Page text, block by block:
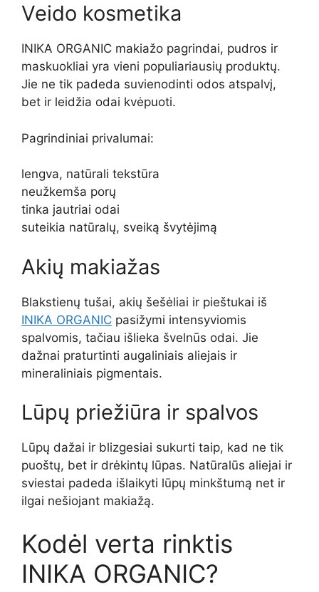
Veido kosmetika
INIKA ORGANIC makiažo pagrindai, pudros ir
maskuokliai yra vieni populiariausių produktų.
Jie ne tik padeda suvienodinti odos atspalvį,
bet ir leidžia odai kvėpuoti.
Pagrindiniai privalumai:
lengva, natūrali tekstūra
neužkemša porų
tinka jautriai odai
suteikia natūralų, sveiką švytėjimą
Akių makiažas
Blakstienų tušai, akių šešėliai ir pieštukai iš
INIKA ORGANIC pasižymi intensyviomis
spalvomis, tačiau išlieka švelnūs odai. Jie
dažnai praturtinti augaliniais aliejais ir
mineraliniais pigmentais.
Lūpų priežiūra ir spalvos
Lūpų dažai ir blizgesiai sukurti taip, kad ne tik
puoštų, bet ir drėkintų lūpas. Natūralūs aliejai ir
sviestai padeda išlaikyti lūpų minkštumą net ir
ilgai nešiojant makiažą.
Kodėl verta rinktis
INIKA ORGANIC?